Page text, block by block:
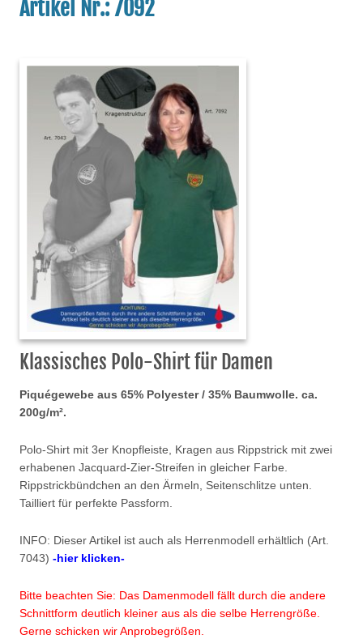
Artikel Nr.: 7092
Klassisches Polo-Shirt für Damen
Piquégewebe aus 65% Polyester / 35% Baumwolle. ca.
200g/m².
Polo-Shirt mit 3er Knopfleiste, Kragen aus Rippstrick mit zwei
erhabenen Jacquard-Zier-Streifen in gleicher Farbe.
Rippstrickbündchen an den Ärmeln, Seitenschlitze unten.
Tailliert für perfekte Passform.
INFO: Dieser Artikel ist auch als Herrenmodell erhältlich (Art.
7043) -hier klicken-
Bitte beachten Sie: Das Damenmodell fällt durch die andere
Schnittform deutlich kleiner aus als die selbe Herrengröße.
Gerne schicken wir Anprobegrößen.